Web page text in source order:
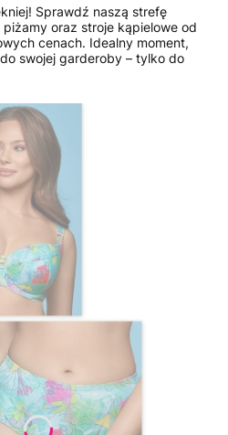
Sprawdź naszą strefę
oraz stroje kąpielowe od
cenach. Idealny moment,
swojej garderoby – tylko do